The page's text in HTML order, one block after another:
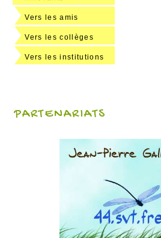
Vers les amis
Vers les collèges
Vers les institutions
PARTENARIATS